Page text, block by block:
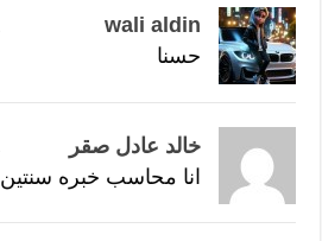
wali aldin
حسنا
خالد عادل صقر
انا محاسب خبره سنتين